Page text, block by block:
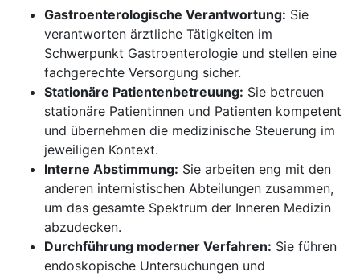
Gastroenterologische Verantwortung: Sie
verantworten ärztliche Tätigkeiten im
Schwerpunkt Gastroenterologie und stellen eine
fachgerechte Versorgung sicher.
Stationäre Patientenbetreuung: Sie betreuen
stationäre Patientinnen und Patienten kompetent
und übernehmen die medizinische Steuerung im
jeweiligen Kontext.
Interne Abstimmung: Sie arbeiten eng mit den
anderen internistischen Abteilungen zusammen,
um das gesamte Spektrum der Inneren Medizin
abzudecken.
Durchführung moderner Verfahren: Sie führen
endoskopische Untersuchungen und